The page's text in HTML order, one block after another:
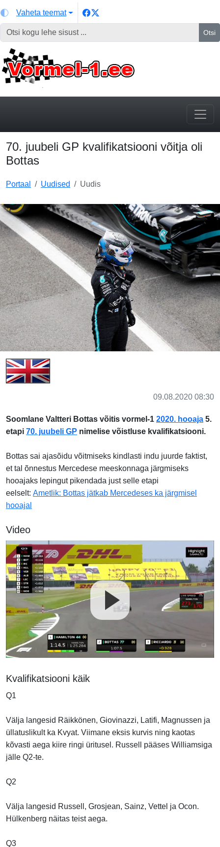
Vaheta teemat
Otsi
70. juubeli GP kvalifikatsiooni võitja oli
Bottas
Portaal Uudised Uudis
09.08.2020 08:30
Soomlane Valtteri Bottas võitis vormel-1 2020. hooaja 5.
etapi 70. juubeli GP nimelise võistluse kvalifikatsiooni.
Bottas sai ajasõidu võitmiseks kindlasti indu juurde faktist,
et tal õnnestus Mercedese meeskonnaga järgmiseks
hooajaks lepingut pikendada just selle etapi
eelselt: Ametlik: Bottas jätkab Mercedeses ka järgmisel
hooajal
Video
Kvalifikatsiooni käik
Q1
Välja langesid Räikkönen, Giovinazzi, Latifi, Magnussen ja
üllatuslikult ka Kvyat. Viimane eksis kurvis ning kaotas
kõvasti aega kiire ringi üritusel. Russell pääses Williamsiga
jälle Q2-te.
Q2
Välja langesid Russell, Grosjean, Sainz, Vettel ja Ocon.
Hülkenberg näitas teist aega.
Q3